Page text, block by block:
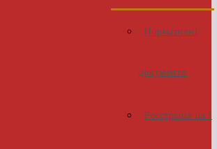
Нормативні
документи
Реєстрація на І